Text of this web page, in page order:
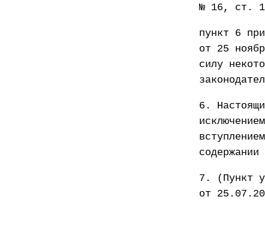
№ 16, ст.
пункт 6
от 25
силу
6.
содержании
7. (Пункт
от